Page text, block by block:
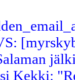
Kekki: